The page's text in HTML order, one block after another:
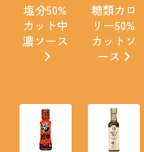
塩分50%
カット中
濃ソース
糖類カロ
リー50%
カットソ
ース